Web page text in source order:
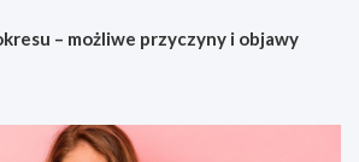
– możliwe przyczyny i objawy